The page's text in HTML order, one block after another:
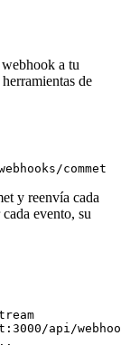
a tu
de
commet
y reenvía cada
evento, su
api/